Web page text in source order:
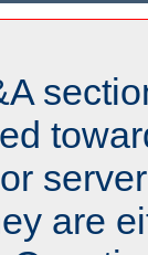
are